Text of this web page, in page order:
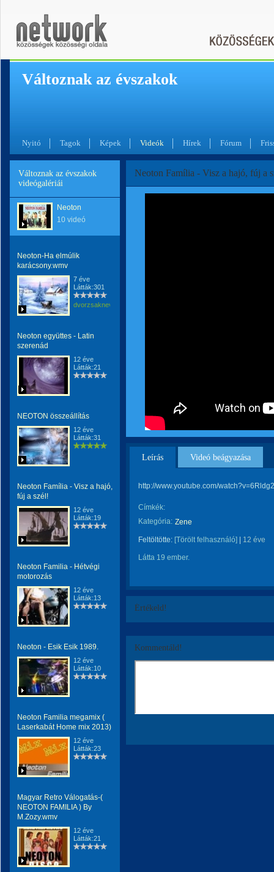
Változnak az évszakok
Nyitó Tagok Képek Videók Hírek Fórum
Változnak az évszakok
videógalériái
Neoton
10 videó
Neoton-Ha elmúlik
karácsony.wmv
7 éve
Látták:301
dvorzsaknevargaerzsebet
Neoton együttes - Latin
szerenád
12 éve
Látták:21
NEOTON összeállítás
12 éve
Látták:31
Neoton Família - Visz a hajó,
fúj a szél!
12 éve
Látták:19
Neoton Familia - Hétvégi
motorozás
12 éve
Látták:13
Neoton - Esik Esik 1989.
12 éve
Látták:10
Neoton Familia megamix (
Laserkabát Home mix 2013)
12 éve
Látták:23
Magyar Retro Válogatás-(
NEOTON FAMILIA ) By
M.Zozy.wmv
12 éve
Látták:21
Neoton Família - Visz a hajó, fúj a
Leírás Videó beágyazása
http://www.youtube.com/
Címkék:
Kategória: Zene
Feltöltötte: [Törölt felhasználó] 12 éve
Látta 19 ember.
Értékeld!
Kommentáld!